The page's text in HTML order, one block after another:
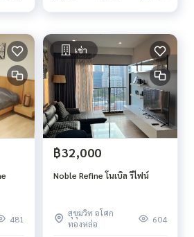
481
เช่า
฿32,000
Noble Refine โนเบิล รีไฟน์
สุขุมวิท อโศก
ทองหล่อ
604